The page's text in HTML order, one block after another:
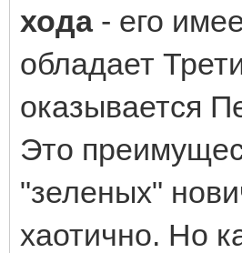
хода- его
обладает
оказывается
Это
"зеленых"
хаотично. Но